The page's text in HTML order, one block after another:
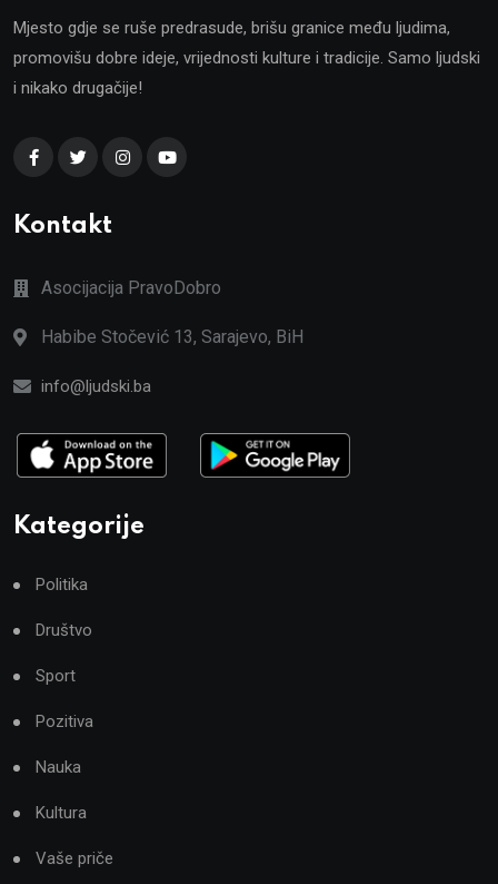
Mjesto gdje se ruše predrasude, brišu granice među ljudima,
promovišu dobre ideje, vrijednosti kulture i tradicije. Samo ljudski
i nikako drugačije!
Kontakt
Asocijacija PravoDobro
Habibe Stočević 13, Sarajevo, BiH
info@ljudski.ba
Kategorije
Politika
Društvo
Sport
Pozitiva
Nauka
Kultura
Vaše priče